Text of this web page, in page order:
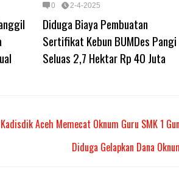
0 2-4-2025
Diduga Biaya Pembuatan
Sertifikat Kebun BUMDes Pangi
Seluas 2,7 Hektar Rp 40 Juta
Aceh Memecat Oknum Guru SMK 1
Diduga Gelapkan Dana